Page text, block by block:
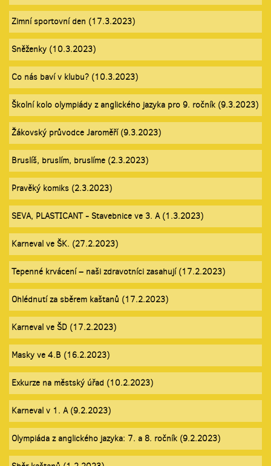
Zimní sportovní den (17.3.2023)
Sněženky (10.3.2023)
Co nás baví v klubu? (10.3.2023)
Školní kolo olympiády z anglického jazyka pro 9. ročník (9.3.2023)
Žákovský průvodce Jaroměří (9.3.2023)
Bruslíš, bruslím, bruslíme (2.3.2023)
Pravěký komiks (2.3.2023)
SEVA, PLASTICANT - Stavebnice ve 3. A (1.3.2023)
Karneval ve ŠK. (27.2.2023)
Tepenné krvácení – naši zdravotníci zasahují (17.2.2023)
Ohlédnutí za sběrem kaštanů (17.2.2023)
Karneval ve ŠD (17.2.2023)
Masky ve 4.B (16.2.2023)
Exkurze na městský úřad (10.2.2023)
Karneval v 1. A (9.2.2023)
Olympiáda z anglického jazyka: 7. a 8. ročník (9.2.2023)